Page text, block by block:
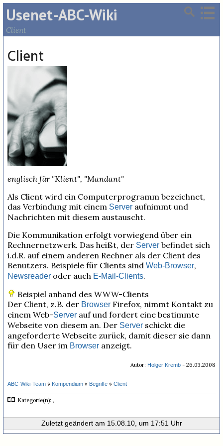
Usenet-ABC-Wiki
Client
Client
englisch für "Klient", "Mandant"
Als Client wird ein Computerprogramm bezeichnet,
das Verbindung mit einem Server aufnimmt und
Nachrichten mit diesem austauscht.
Die Kommunikation erfolgt vorwiegend über ein
Rechnernetzwerk. Das heißt, der Server befindet sich
i.d.R. auf einem anderen Rechner als der Client des
Benutzers. Beispiele für Clients sind Web-Browser,
Newsreader oder auch E-Mail-Clients.
Beispiel anhand des WWW-Clients
Der Client, z.B. der Browser Firefox, nimmt Kontakt zu
einem Web-Server auf und fordert eine bestimmte
Webseite von diesem an. Der Server schickt die
angeforderte Webseite zurück, damit dieser sie dann
für den User im Browser anzeigt.
Autor: Holger Kremb - 26.03.2008
ABC-Wiki-Team » Kompendium » Begriffe » Client
Kategorie(n): ,
Zuletzt geändert am 15.08.10, um 17:51 Uhr